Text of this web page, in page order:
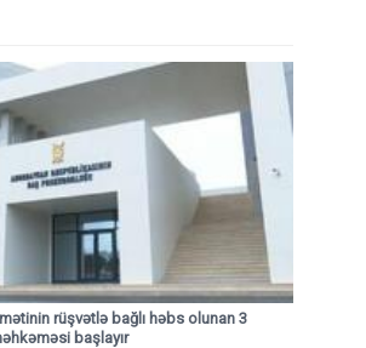
rüşvətlə bağlı həbs olunan 3
başlayır